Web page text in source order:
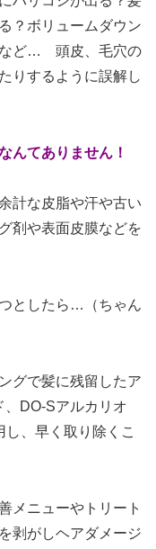
？ボリュームダウン
など… 頭皮、毛穴の
りするように誤解し
んてありません！
計な皮脂や汗や古い
剤や表面皮膜などを
としたら…（ちゃん
グで髪に残留したア
、DO-Sアルカリオ
、早く取り除くこ
メニューやトリート
剥がしヘアダメージ